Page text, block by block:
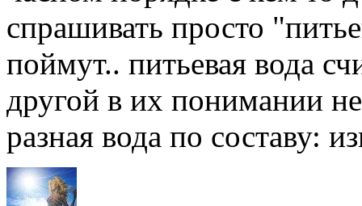
спрашивать просто
поймут.. питьевая вода
другой в их понимании
разная вода по составу: